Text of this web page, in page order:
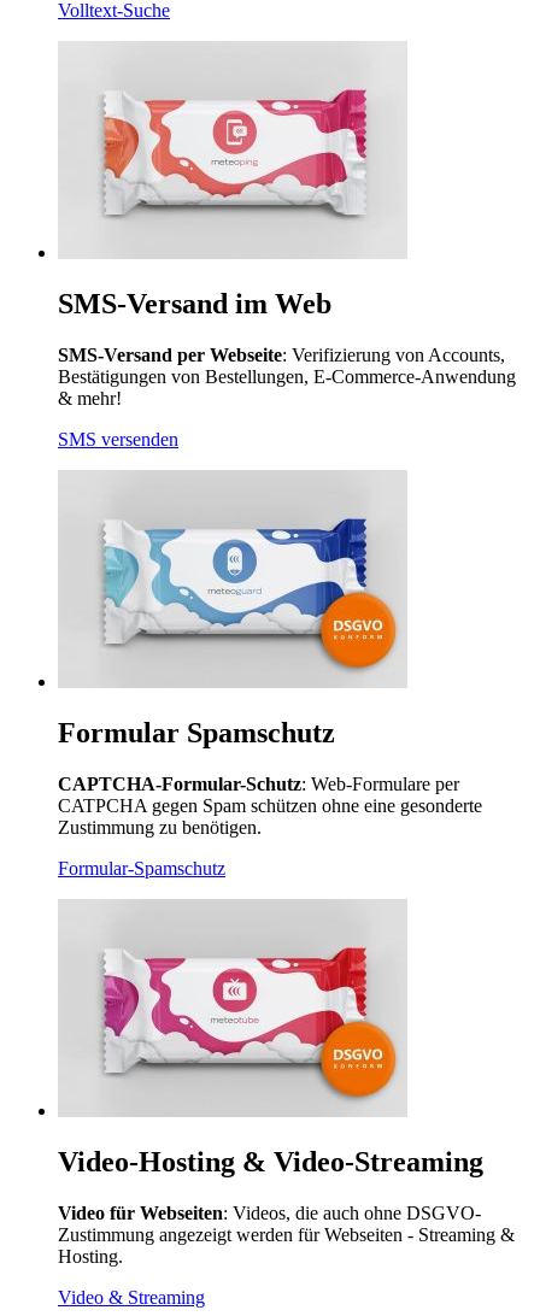
Volltext-Suche
SMS-Versand im Web
SMS-Versand per Webseite: Verifizierung von Accounts,
Bestätigungen von Bestellungen, E-Commerce-Anwendung
& mehr!
SMS versenden
Formular Spamschutz
CAPTCHA-Formular-Schutz: Web-Formulare per
CATPCHA gegen Spam schützen ohne eine gesonderte
Zustimmung zu benötigen.
Formular-Spamschutz
Video-Hosting & Video-Streaming
Video für Webseiten: Videos, die auch ohne DSGVO-
Zustimmung angezeigt werden für Webseiten - Streaming &
Hosting.
Video & Streaming